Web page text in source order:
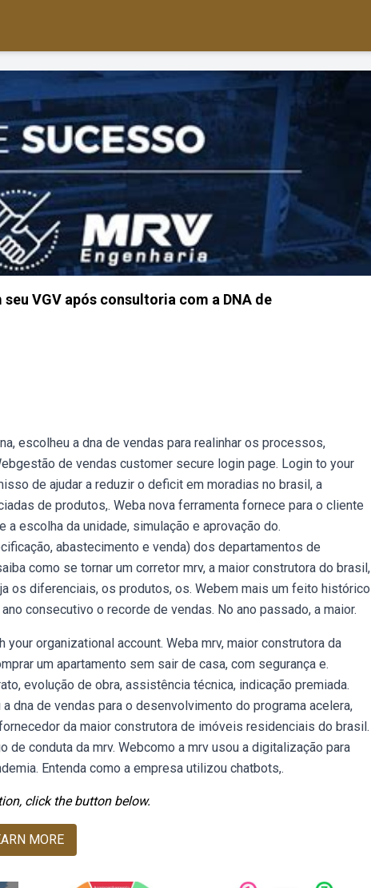
VGV após consultoria com a DNA de
escolheu a dna de vendas para realinhar os processos,
de vendas customer secure login page. Login to your
de ajudar a reduzir o deficit em moradias no brasil, a
de produtos,. Weba nova ferramenta fornece para o cliente
escolha da unidade, simulação e aprovação do.
abastecimento e venda) dos departamentos de
como se tornar um corretor mrv, a maior construtora do brasil,
os diferenciais, os produtos, os. Webem mais um feito histórico
consecutivo o recorde de vendas. No ano passado, a maior.
organizational account. Weba mrv, maior construtora da
um apartamento sem sair de casa, com segurança e.
evolução de obra, assistência técnica, indicação premiada.
dna de vendas para o desenvolvimento do programa acelera,
da maior construtora de imóveis residenciais do brasil.
conduta da mrv. Webcomo a mrv usou a digitalização para
Entenda como a empresa utilizou chatbots,.
click the button below.
MORE